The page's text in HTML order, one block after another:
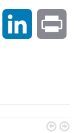
Twitter LinkedIn
 